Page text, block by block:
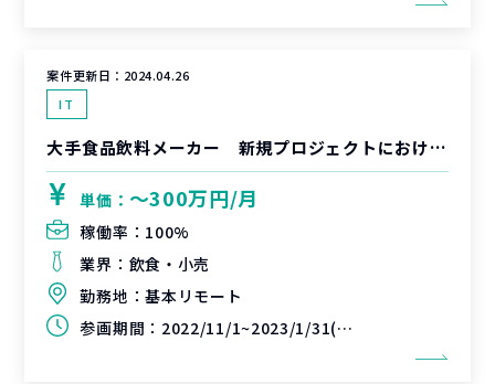
案件更新日： 2024.04.26
IT
大手食品飲料メーカー 新規プロジェクトにおけるUI/UXデザイナー
単価： 〜300万円/月
稼働率： 100%
業界： 飲食・小売
勤務地：基本リモート
参画期間： 2022/11/1~2023/1/31(延長可能性あり)